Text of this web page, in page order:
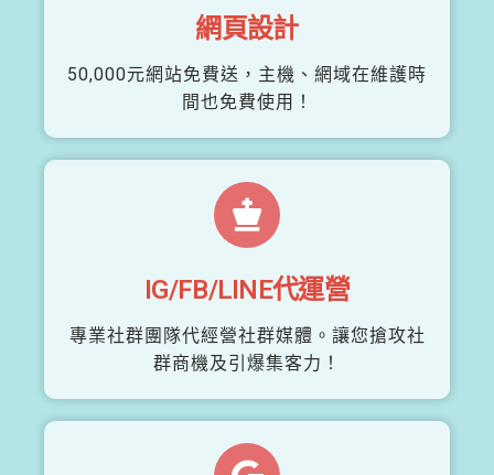
網頁設計
50,000元網站免費送，主機、網域在維護時
間也免費使用！
IG/FB/LINE代運營
專業社群團隊代經營社群媒體。讓您搶攻社
群商機及引爆集客力！